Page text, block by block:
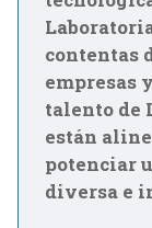
contentas
empresas y
talento de
están
potenciar
diversa e